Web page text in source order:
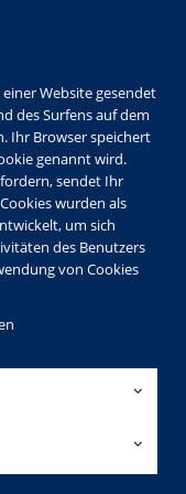
Website gesendet
des Surfens auf dem
Ihr Browser speichert
genannt wird.
sendet Ihr
wurden als
um sich
des Benutzers
von Cookies